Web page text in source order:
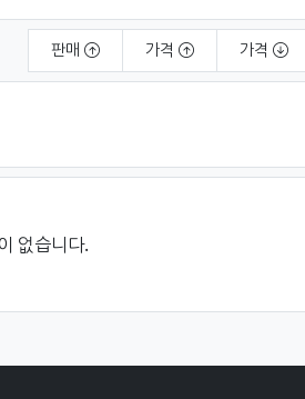
판매 가격 가격
없습니다.